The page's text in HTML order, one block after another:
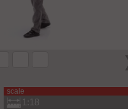
scale
1:18